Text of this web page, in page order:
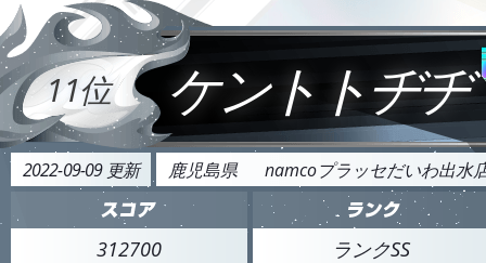
11位 ケントトヂヂ
2022-09-09 更新 鹿児島県 namcoプラッセだいわ出水
312700 ランクSS